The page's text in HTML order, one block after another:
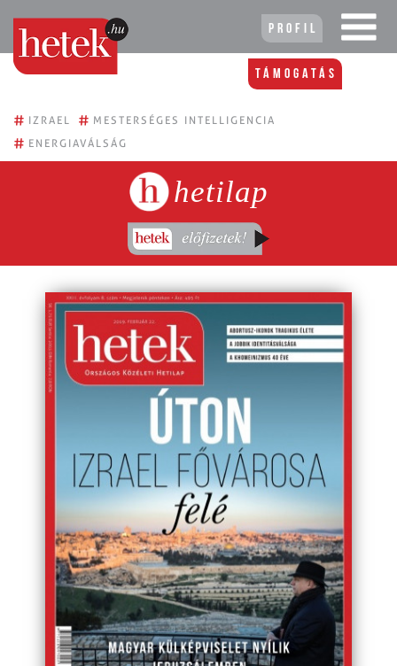
Profil
Támogatás
# IZRAEL # MESTERSÉGES INTELLIGENCIA
# ENERGIAVÁLSÁG
hetilap